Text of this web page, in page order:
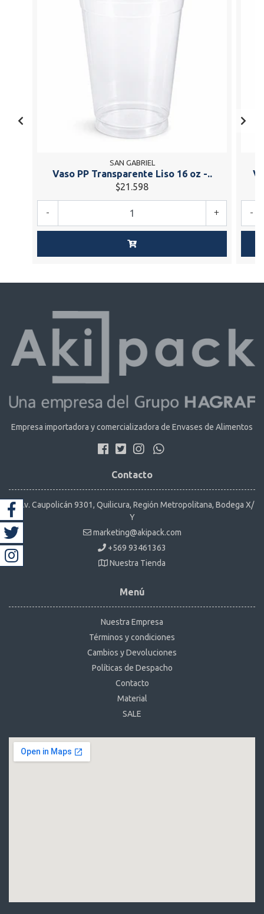
SAN GABRIEL
Vaso PP Transparente Liso 16 oz -..
$21.598
+
- -
Empresa importadora y comercializadora de Envases de Alimentos
Contacto
Av. Caupolicán 9301, Quilicura, Región Metropolitana, Bodega X/
Y
marketing@akipack.com
+569 93461363
Nuestra Tienda
Menú
Nuestra Empresa
Términos y condiciones
Cambios y Devoluciones
Políticas de Despacho
Contacto
Material
SALE